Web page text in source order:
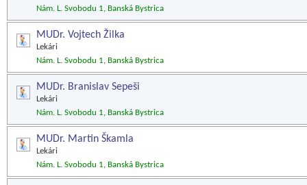
Nám. L. Svobodu 1, Banská Bystrica
MUDr. Vojtech Žilka
Lekári
Nám. L. Svobodu 1, Banská Bystrica
MUDr. Branislav Sepeši
Lekári
Nám. L. Svobodu 1, Banská Bystrica
MUDr. Martin Škamla
Lekári
Nám. L. Svobodu 1, Banská Bystrica